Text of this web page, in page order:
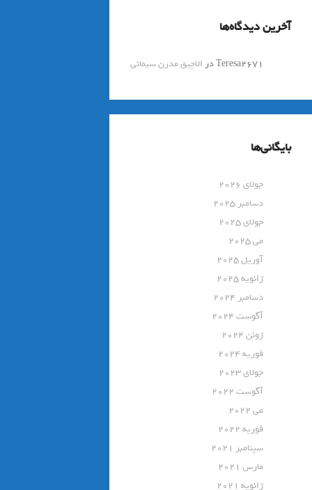
آخرین دیدگاه‌ها
Teresa2671در الاچیق مدرن سیمانی
بایگانی‌ها
جولای 2026
دسامبر 2025
جولای 2025
می 2025
آوریل 2025
ژانویه 2025
دسامبر 2024
آگوست 2024
ژوئن 2024
فوریه 2024
جولای 2023
آگوست 2022
می 2022
فوریه 2022
سپتامبر 2021
مارس 2021
ژانویه 2021